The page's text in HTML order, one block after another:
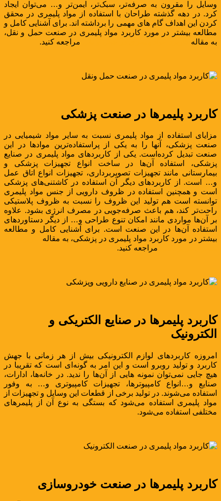
وسایل را مقرون به صرفه‌تر، سبک‌تر، ایمن‌تر و… می‌توان ایجاد
کرد. در دهه گذشته طراحان با استفاده از مواد پلیمری در محقق
کردن این اهداف گام های مهمی را برداشته اند. برای آشنایی کامل و
مطالعه بیشتر در مورد کاربرد مواد پلیمری در صنعت حمل و نقل،
به مقاله
مراجعه کنید.
کاربرد پلیمرها در صنعت پزشکی
مزایای استفاده از مواد پلیمری نسبت به سایر مواد شیمیایی در
صنعت پزشکی، آنها را به یکی از پراستفاده‌ترین موادها در این
صنعت تبدیل کرده‌است. یکی از کاربردهای مواد پلیمری در صنایع
پزشکی، استفاده آن‌ها در ساخت انواع تجهیزات پزشکی و
بیمارستانی مانند تجهیزات تصویربرداری، تجهیزات انواع اتاق عمل
و… است. از کاربردهای دیگر آن استفاده در کاشتنی‌های پزشکی
است و همچنین استفاده در ظروف دارویی از جنس مواد پلیمری
توانسته است هم تولید این ظروف را نسبت به ظروف پلاستیکی
راحت‌تر کند، هم باعث صرفه‌جویی در مصرف انرژی بشود. علاوه
بر آن‌ها مواردی مانند امکان تنوع طراحی و… از دیگر دستاوردهای
استفاده آن‌ها در این صنعت است. برای آشنایی کامل و مطالعه
بیشتر در مورد کاربرد مواد پلیمری در پزشکی، به مقاله
مراجعه کنید.
کاربرد پلیمرها در صنایع الکتریکی و
الکترونیک
امروزه کاربردهای لوازم الکترونیکی بیش از هر زمانی با جهش
کاربرد و تولید روبرو است و این امر به گونه‌ای است که تقریبا در
هیچ جایی نمی‌توان نمونه هایی از آن‌ها را ندید. در خانه‌ها، ادارات،
صنایع و…انواع کامپیوترها، تجهیزات کامپیوتری و… به وفور
استفاده می‌شوند. در تولید برخی از قطعات این وسایل و تجهیزات از
مواد پلیمری استفاده می‌شود که بستگی به نوع آن از پلیمرهای
مختلفی استفاده می‌شود.
کاربرد پلیمرها در صنعت خودروسازی